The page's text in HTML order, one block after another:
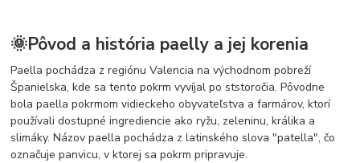
🌞Pôvod a história paelly a jej korenia
Paella pochádza z regiónu Valencia na východnom pobreží
Španielska, kde sa tento pokrm vyvíjal po ststoročia. Pôvodne
bola paella pokrmom vidieckeho obyvateľstva a farmárov, ktorí
používali dostupné ingrediencie ako ryžu, zeleninu, králika a
slimáky. Názov paella pochádza z latinského slova "patella", čo
označuje panvicu, v ktorej sa pokrm pripravuje.